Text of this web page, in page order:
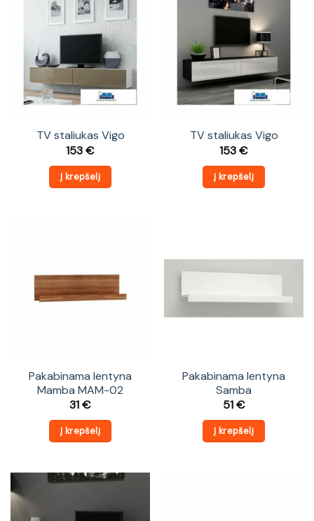
TV staliukas Vigo
153€
Į krepšelį
TV staliukas Vigo
153€
Į krepšelį
Pakabinama lentyna
Mamba MAM-02
31€
Į krepšelį
Pakabinama lentyna
Samba
51€
Į krepšelį